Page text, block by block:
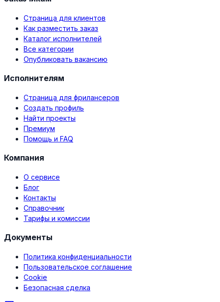
Страница для клиентов
Как разместить заказ
Каталог исполнителей
Все категории
Опубликовать вакансию
Исполнителям
Страница для фрилансеров
Создать профиль
Найти проекты
Премиум
Помощь и FAQ
Компания
О сервисе
Блог
Контакты
Справочник
Тарифы и комиссии
Документы
Политика конфиденциальности
Пользовательское соглашение
Cookie
Безопасная сделка